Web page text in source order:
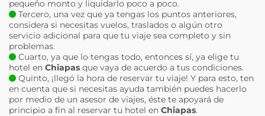
pequeño monto y liquidarlo poco a poco.
Tercero, una vez que ya tengas los puntos anteriores,
considera si necesitas vuelos, traslados o algún otro
servicio adicional para que tu viaje sea completo y sin
problemas.
Cuarto, ya que lo tengas todo, entonces sí, ya elige tu
hotel en Chiapas que vaya de acuerdo a tus condiciones.
Quinto, ¡llegó la hora de reservar tu viaje! Y para esto, ten
en cuenta que si necesitas ayuda también puedes hacerlo
por medio de un asesor de viajes, éste te apoyará de
principio a fin al reservar tu hotel en Chiapas.